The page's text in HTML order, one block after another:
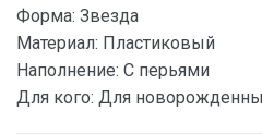
Форма: Звезда
Материал: Пластиковый
Наполнение: С перьями
Для кого: Для